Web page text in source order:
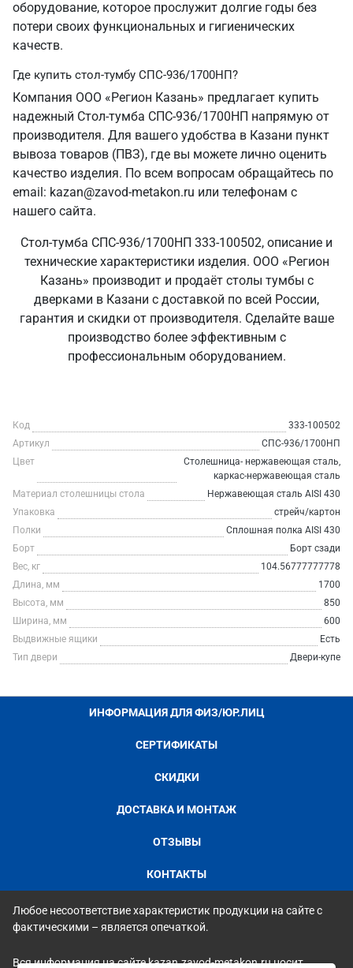
оборудование, которое прослужит долгие годы без
потери своих функциональных и гигиенических
качеств.
Где купить стол-тумбу СПС-936/1700НП?
Компания ООО «Регион Казань» предлагает купить
надежный Стол-тумба СПС-936/1700НП напрямую от
производителя. Для вашего удобства в Казани пункт
вывоза товаров (ПВЗ), где вы можете лично оценить
качество изделия. По всем вопросам обращайтесь по
email: kazan@zavod-metakon.ru или телефонам с
нашего сайта.
Стол-тумба СПС-936/1700НП 333-100502, описание и
технические характеристики изделия. ООО «Регион
Казань» производит и продаёт столы тумбы с
дверками в Казани с доставкой по всей России,
гарантия и скидки от производителя. Сделайте ваше
производство более эффективным с
профессиональным оборудованием.
Код
333-100502
Артикул
СПС-936/1700НП
Цвет
Столешница- нержавеющая сталь,
каркас-нержавеющая сталь
Материал столешницы стола
Нержавеющая сталь AISI 430
Упаковка
стрейч/картон
Полки
Сплошная полка AISI 430
Борт
Борт сзади
Вес, кг
104.56777777778
Длина, мм
1700
Высота, мм
850
Ширина, мм
600
Выдвижные ящики
Есть
Тип двери
Двери-купе
ИНФОРМАЦИЯ ДЛЯ ФИЗ/ЮР.ЛИЦ
СЕРТИФИКАТЫ
СКИДКИ
ДОСТАВКА И МОНТАЖ
ОТЗЫВЫ
КОНТАКТЫ
Любое несоответствие характеристик продукции на сайте с
фактическими – является опечаткой.
Вся информация на сайте kazan.zavod-metakon.ru носит